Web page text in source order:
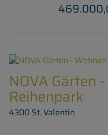
NOVA Gärten
Reihenpark
4300 St. Valentin